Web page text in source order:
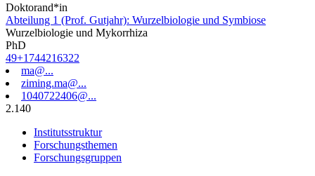
Doktorand*in
Abteilung 1 (Prof. Gutjahr): Wurzelbiologie und Symbiose
Wurzelbiologie und Mykorrhiza
PhD
49+1744216322
ma@...
ziming.ma@...
1040722406@...
2.140
Institutsstruktur
Forschungsthemen
Forschungsgruppen